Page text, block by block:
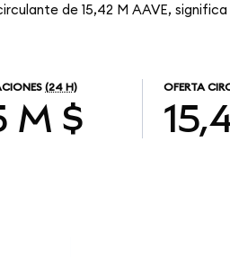
de 15,42 M AAVE,
(24 H)
M $
OFERTA